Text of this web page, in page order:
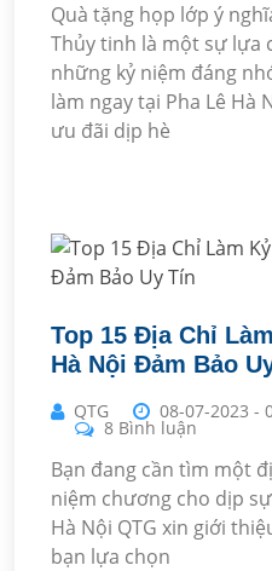
Quà tặng họp lớp ý
Thủy tinh là một sự lựa
những kỷ niệm đáng
làm ngay tại Pha Lê Hà
ưu đãi dịp hè
Top 15 Địa Chỉ
Hà Nội Đảm Bảo
QTG 08-07-2023 -
8 Bình luận
Bạn đang cần tìm một
niệm chương cho dịp
Hà Nội QTG xin giới
bạn lựa chọn